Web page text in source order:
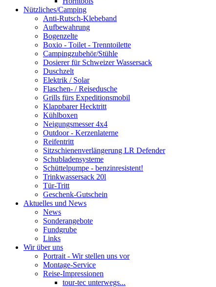
Nützliches/Camping
Anti-Rutsch-Klebeband
Aufbewahrung
Bogenzelte
Boxio - Toilet - Trenntoilette
Campingzubehör/Stühle
Dosierer für Schweizer Wassersack
Duschzelt
Elektrik / Solar
Flaschen- / Reisedusche
Grills fürs Expeditionsmobil
Klappbarer Hecktritt
Kühlboxen
Neigungsmesser 4x4
Outdoor - Kerzenlaterne
Reifentritt
Sitzschienenverlängerung LR Defender
Schubladensysteme
Schüttelpumpe - benzinresistent!
Trinkwassersack 20l
Tür-Tritt
Geschenk-Gutschein
Aktuelles und News
News
Sonderangebote
Fundgrube
Links
Wir über uns
Portrait - Wir stellen uns vor
Montage-Service
Reise-Impressionen
tour-tec unterwegs...